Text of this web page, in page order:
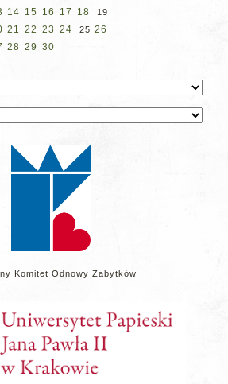
14 15 16 17 18 19
21 22 23 24 25 26
28 29 30
Komitet Odnowy Zabytków